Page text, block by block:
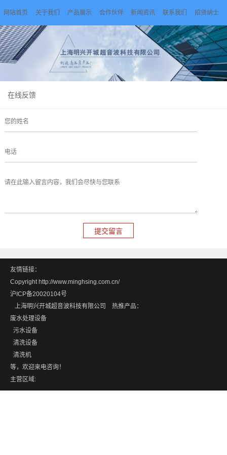
网站首页 关于我们 产品展示 合作伙伴 新闻资讯 联系我们 招贤纳士
在线反馈
友情链接：
Copyright http://www.minghsing.com.cn/
沪ICP备20020104号
上海明兴开城超音波科技有限公司 热推产品：
废水处理设备
污水设备
清洗设备
清洗机
等，欢迎来电咨询！
主营区域: